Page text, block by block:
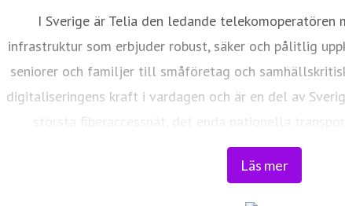
Läs mer
I Sverige är Telia den ledande telekomoperatören
infrastruktur som erbjuder robust, säker och pålitlig
seniorer och familjer till småföretag och
digitaliseringens kraft i vardagen och är en del av
största fiberaccessnät, det enda nationella
världsklass skapar vi en enklare, smartare och mer